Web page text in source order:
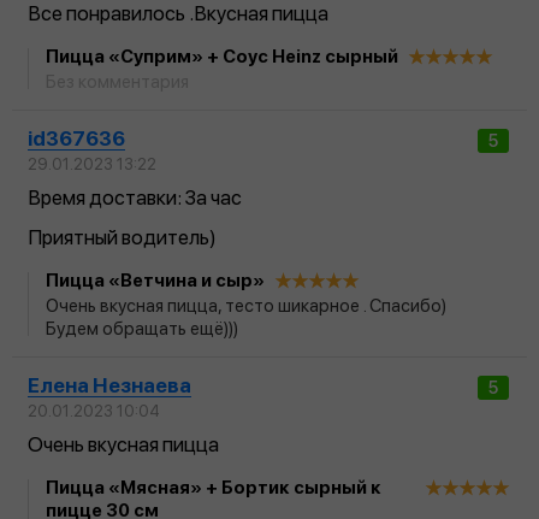
Все понравилось .Вкусная пицца
Пицца «Суприм» + Соус Heinz сырный
5
id367636
29.01.2023 13:22
Время доставки: За час
Приятный водитель)
Пицца «Ветчина и сыр»
Очень вкусная пицца, тесто шикарное . Спасибо)
Будем обращать ещё)))
5
Елена Незнаева
20.01.2023 10:04
Очень вкусная пицца
Пицца «Мясная» + Бортик сырный к
пицце 30 см